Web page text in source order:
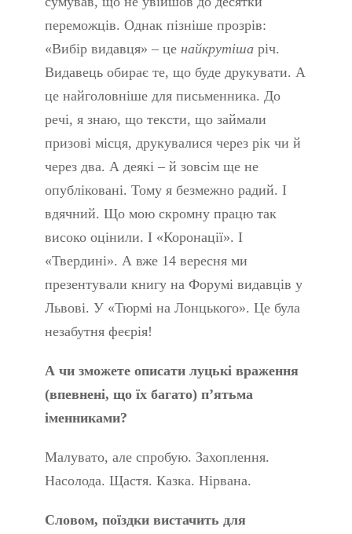
переможців. Однак пізніше прозрів:
«Вибір видавця» – це найкрутішаріч.
Видавець обирає те, що буде друкувати. А
це найголовніше для письменника. До
речі, я знаю, що тексти, що займали
призові місця, друкувалися через рік чи й
через два. А деякі – й зовсім ще не
опубліковані. Тому я безмежно радий. І
вдячний. Що мою скромну працю так
високо оцінили. І «Коронації». І
«Твердині». А вже 14 вересня ми
презентували книгу на Форумі видавців у
Львові. У «Тюрмі на Лонцького». Це була
незабутня феєрія!
А чи зможете описати луцькі враження
(впевнені, що їх багато) п’ятьма
іменниками?
Малувато, але спробую. Захоплення.
Насолода. Щастя. Казка. Нірвана.
Словом, поїздки вистачить для